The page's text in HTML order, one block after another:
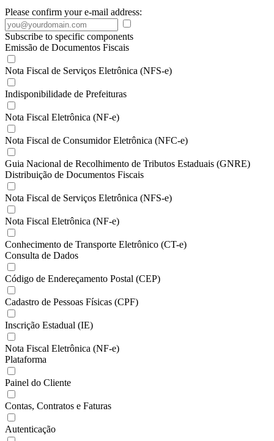
Please confirm your e-mail address:
Subscribe to specific components
Emissão de Documentos Fiscais
Nota Fiscal de Serviços Eletrônica (NFS-e)
Indisponibilidade de Prefeituras
Nota Fiscal Eletrônica (NF-e)
Nota Fiscal de Consumidor Eletrônica (NFC-e)
Guia Nacional de Recolhimento de Tributos Estaduais (GNRE)
Distribuição de Documentos Fiscais
Nota Fiscal de Serviços Eletrônica (NFS-e)
Nota Fiscal Eletrônica (NF-e)
Conhecimento de Transporte Eletrônico (CT-e)
Consulta de Dados
Código de Endereçamento Postal (CEP)
Cadastro de Pessoas Físicas (CPF)
Inscrição Estadual (IE)
Nota Fiscal Eletrônica (NF-e)
Plataforma
Painel do Cliente
Contas, Contratos e Faturas
Autenticação